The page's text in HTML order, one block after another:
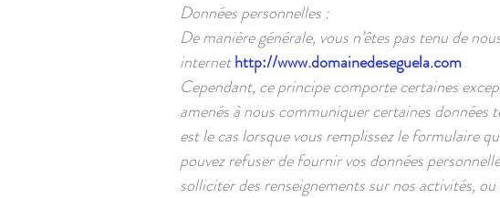
Données personnelles :
De manière générale, vous n’êtes pas tenu de
internethttp://www.domainedeseguela.com
Cependant, ce principe comporte certaines
amenés à nous communiquer certaines
est le cas lorsque vous remplissez le formulaire
pouvez refuser de fournir vos données
solliciter des renseignements sur nos activités,